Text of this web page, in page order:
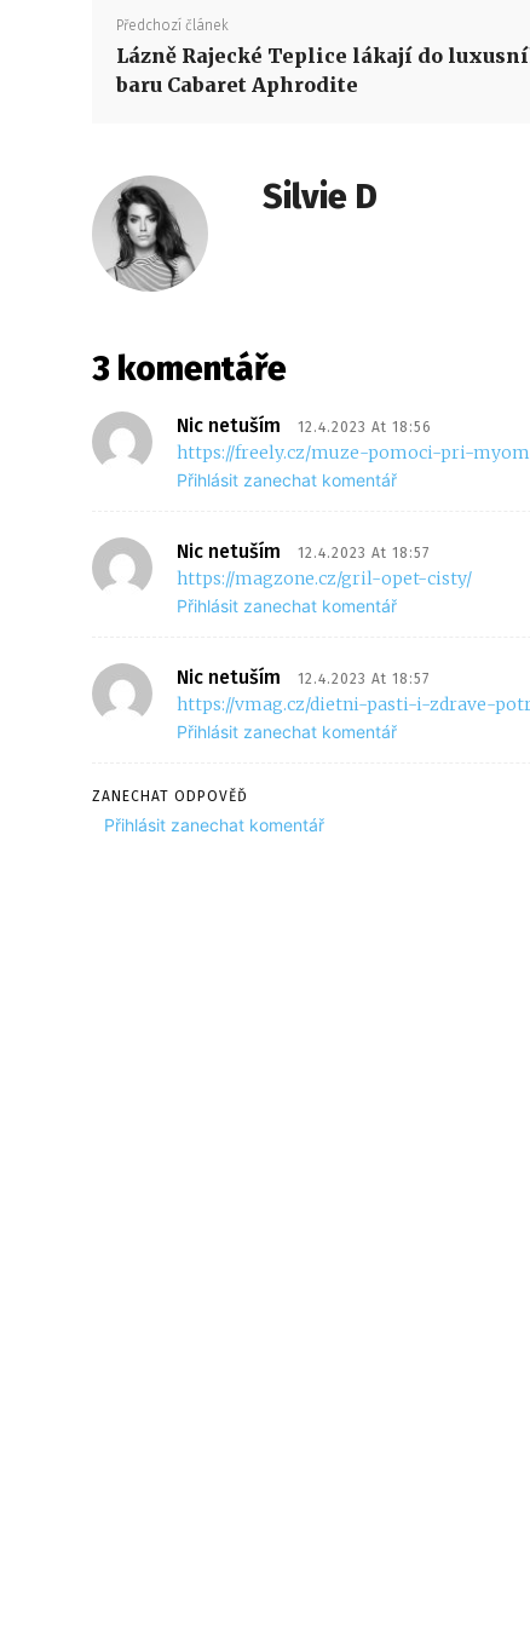
Předchozí článek
Lázně Rajecké Teplice lákají do
baru Cabaret Aphrodite
Silvie D
3 komentáře
Nic netuším 12.4.2023 At 18:56
https://freely.cz/muze-pomoci-pri-
Přihlásit zanechat komentář
Nic netuším 12.4.2023 At 18:57
https://magzone.cz/gril-opet-cisty/
Přihlásit zanechat komentář
Nic netuším 12.4.2023 At 18:57
https://vmag.cz/dietni-pasti-i-zdrave-
Přihlásit zanechat komentář
ZANECHAT ODPOVĚĎ
Přihlásit zanechat komentář